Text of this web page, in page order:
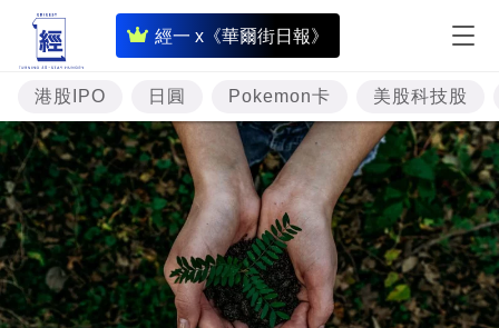
經一 x《華爾街日報》
即
時
財
經
專
題
投
資
樓
港股IPO 日圓 Pokemon卡 美股科技股